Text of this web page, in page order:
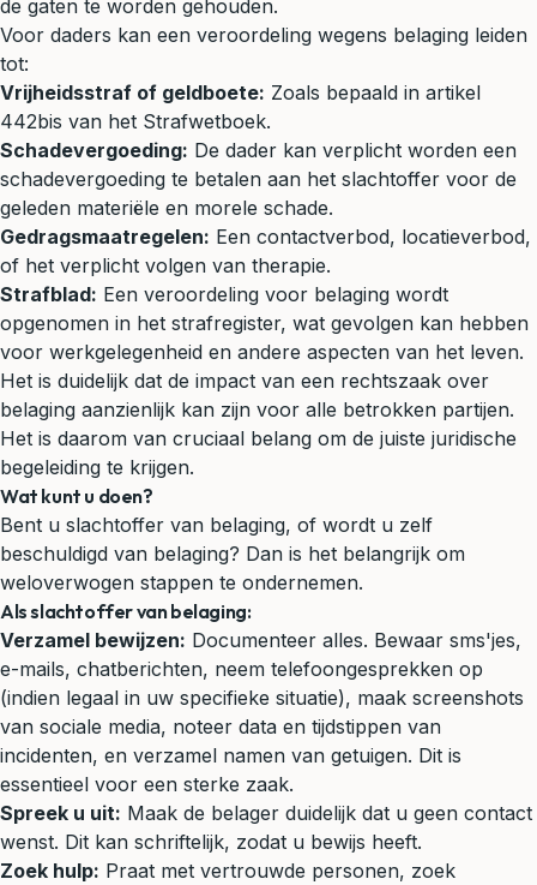
de gaten te worden gehouden.
Voor daders kan een veroordeling wegens belaging leiden
tot:
Vrijheidsstraf of geldboete: Zoals bepaald in artikel
442bis van het Strafwetboek.
Schadevergoeding: De dader kan verplicht worden een
schadevergoeding te betalen aan het slachtoffer voor de
geleden materiële en morele schade.
Gedragsmaatregelen: Een contactverbod, locatieverbod,
of het verplicht volgen van therapie.
Strafblad: Een veroordeling voor belaging wordt
opgenomen in het strafregister, wat gevolgen kan hebben
voor werkgelegenheid en andere aspecten van het leven.
Het is duidelijk dat de impact van een rechtszaak over
belaging aanzienlijk kan zijn voor alle betrokken partijen.
Het is daarom van cruciaal belang om de juiste juridische
begeleiding te krijgen.
Wat kunt u doen?
Bent u slachtoffer van belaging, of wordt u zelf
beschuldigd van belaging? Dan is het belangrijk om
weloverwogen stappen te ondernemen.
Als slachtoffer van belaging:
Verzamel bewijzen: Documenteer alles. Bewaar sms'jes,
e-mails, chatberichten, neem telefoongesprekken op
(indien legaal in uw specifieke situatie), maak screenshots
van sociale media, noteer data en tijdstippen van
incidenten, en verzamel namen van getuigen. Dit is
essentieel voor een sterke zaak.
Spreek u uit: Maak de belager duidelijk dat u geen contact
wenst. Dit kan schriftelijk, zodat u bewijs heeft.
Zoek hulp: Praat met vertrouwde personen, zoek